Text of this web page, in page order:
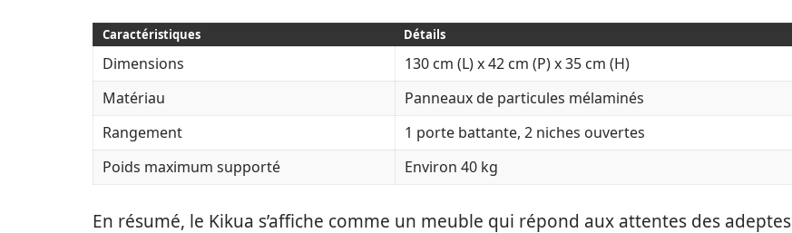
Caractéristiques Détails
Dimensions
130 cm (L) x 42 cm (P) x 35 cm (H)
Matériau
Panneaux de particules mélaminés
Rangement
1 porte battante, 2 niches ouvertes
Poids maximum supporté
Environ 40 kg
En résumé, le Kikua s’affiche comme un meuble qui répond aux attentes des adeptes